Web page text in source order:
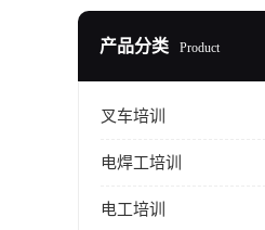
产品分类 Product
叉车培训
电焊工培训
电工培训